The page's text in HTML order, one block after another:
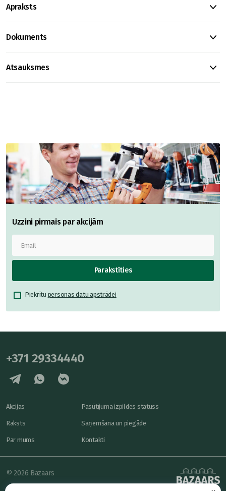
Apraksts
Dokuments
Atsauksmes
Uzzini pirmais par akcijām
Parakstīties
Piekrītu personas datu apstrādei
+371 29334440
Akcijas
Raksts
Par mums
Pasūtījuma izpildes statuss
Saņemšana un piegāde
Kontakti
© 2026 Bazaars